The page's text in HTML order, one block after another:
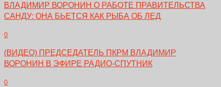
ВЛАДИМИР ВОРОНИН О РАБОТЕ ПРАВИТЕЛЬСТВА
САНДУ: ОНА БЬЕТСЯ КАК РЫБА ОБ ЛЕД
0
(ВИДЕО) ПРЕДСЕДАТЕЛЬ ПКРМ ВЛАДИМИР
ВОРОНИН В ЭФИРЕ РАДИО-СПУТНИК
0